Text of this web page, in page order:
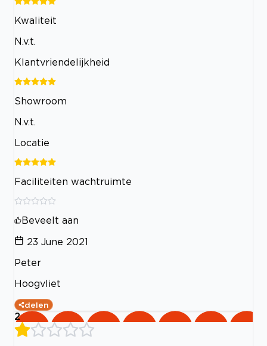
Kwaliteit
N.v.t.
Klantvriendelijkheid
Showroom
N.v.t.
Locatie
Faciliteiten wachtruimte
Beveelt aan
23 June 2021
Peter
Hoogvliet
delen
2